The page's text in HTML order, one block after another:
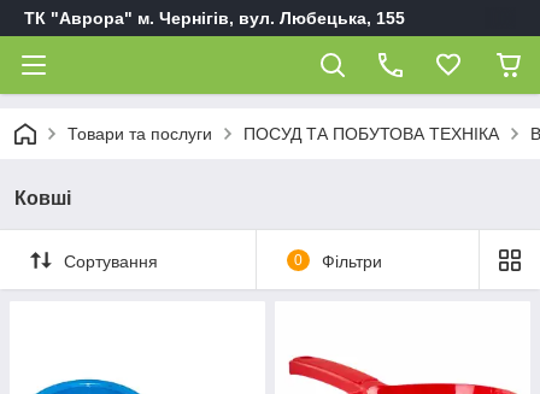
ТК "Аврора" м. Чернігів, вул. Любецька, 155
Товари та послуги ПОСУД ТА ПОБУТОВА ТЕХНІКА
Ковші
Сортування 0 Фільтри